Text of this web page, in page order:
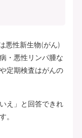
悪性新生物(がん)
・悪性リンパ腫な
定期検査はがんの
え」と回答できれ
。